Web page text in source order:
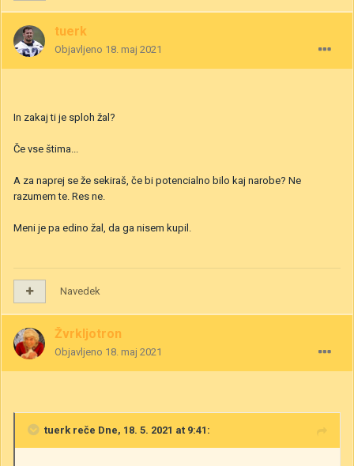
tuerk
Objavljeno 18. maj 2021
In zakaj ti je sploh žal?
Če vse štima...
A za naprej se že sekiraš, če bi potencialno bilo kaj narobe? Ne
razumem te. Res ne.
Meni je pa edino žal, da ga nisem kupil.
Navedek
Žvrkljotron
Objavljeno 18. maj 2021
tuerk reče Dne, 18. 5. 2021 at 9:41: